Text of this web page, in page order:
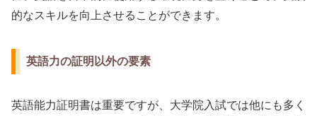
的なスキルを向上させることができます。
英語力の証明以外の要素
英語能力証明書は重要ですが、大学院入試では他にも多く